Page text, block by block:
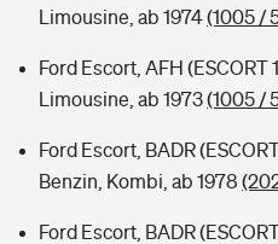
Limousine, ab 1974(1005 /
Ford Escort, AFH (ESCORT
Limousine, ab 1973(1005 /
Ford Escort, BADR
Benzin, Kombi, ab 1978
Ford Escort, BADR